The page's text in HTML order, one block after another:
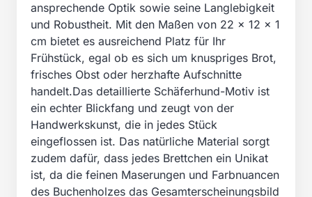
ansprechende Optik sowie seine Langlebigkeit
und Robustheit. Mit den Maßen von 22 x 12 x 1
cm bietet es ausreichend Platz für Ihr
Frühstück, egal ob es sich um knuspriges Brot,
frisches Obst oder herzhafte Aufschnitte
handelt.Das detaillierte Schäferhund-Motiv ist
ein echter Blickfang und zeugt von der
Handwerkskunst, die in jedes Stück
eingeflossen ist. Das natürliche Material sorgt
zudem dafür, dass jedes Brettchen ein Unikat
ist, da die feinen Maserungen und Farbnuancen
des Buchenholzes das Gesamterscheinungsbild